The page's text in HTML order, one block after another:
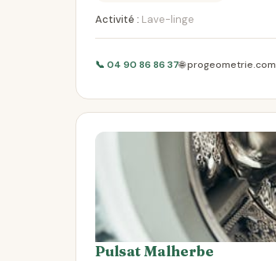
Activité : Lave-linge
📞 04 90 86 86 37🌐 progeometrie.com
Pulsat Malherbe